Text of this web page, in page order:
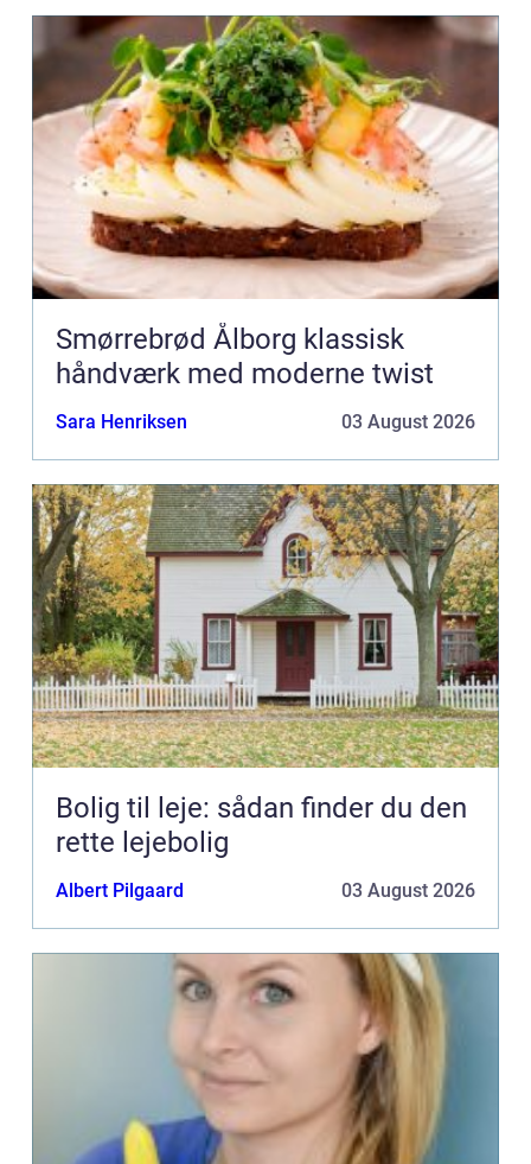
Smørrebrød Ålborg klassisk
håndværk med moderne twist
Sara Henriksen 03 August 2026
Bolig til leje: sådan finder du den
rette lejebolig
Albert Pilgaard 03 August 2026